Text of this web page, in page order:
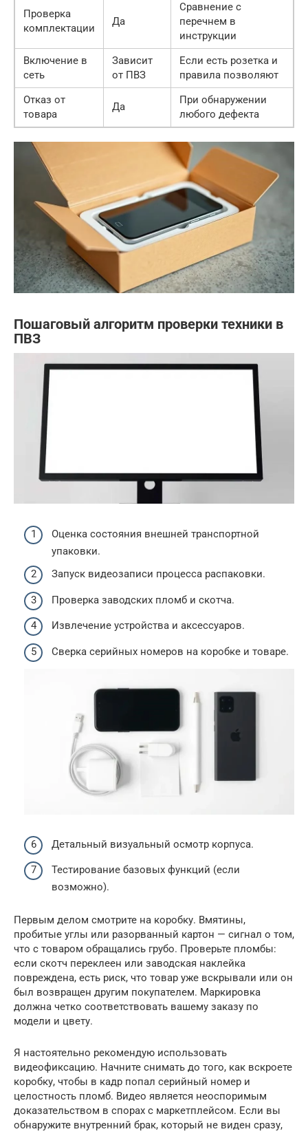
Проверка
комплектации
Да
Сравнение с
перечнем в
инструкции
Включение в
сеть
Зависит
от ПВЗ
Если есть розетка и
правила позволяют
Отказ от
товара
Да
При обнаружении
любого дефекта
Пошаговый алгоритм проверки техники в
ПВЗ
Оценка состояния внешней транспортной
упаковки.
Запуск видеозаписи процесса распаковки.
Проверка заводских пломб и скотча.
Извлечение устройства и аксессуаров.
Сверка серийных номеров на коробке и товаре.
Детальный визуальный осмотр корпуса.
Тестирование базовых функций (если
возможно).
Первым делом смотрите на коробку. Вмятины,
пробитые углы или разорванный картон — сигнал о том,
что с товаром обращались грубо. Проверьте пломбы:
если скотч переклеен или заводская наклейка
повреждена, есть риск, что товар уже вскрывали или он
был возвращен другим покупателем. Маркировка
должна четко соответствовать вашему заказу по
модели и цвету.
Я настоятельно рекомендую использовать
видеофиксацию. Начните снимать до того, как вскроете
коробку, чтобы в кадр попал серийный номер и
целостность пломб. Видео является неоспоримым
доказательством в спорах с маркетплейсом. Если вы
обнаружите внутренний брак, который не виден сразу,